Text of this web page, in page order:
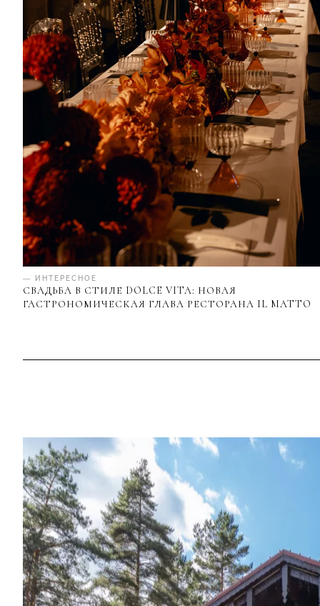
— ИНТЕРЕСНОЕ
СВАДЬБА В СТИЛЕ DOLCE VITA: НОВАЯ
ГАСТРОНОМИЧЕСКАЯ ГЛАВА РЕСТОРАНА IL MATTO